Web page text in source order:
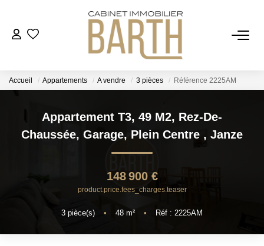
ESTIMER
VENDRE
Accueil Appartements A vendre 3 pièces Référence 2225AM
Appartement T3, 49 M2, Rez-De-
Chaussée, Garage, Plein Centre , Janze
148 900 €
product.price.fees_charges.teaser
3 pièce(s) • 48 m² • Réf : 2225AM